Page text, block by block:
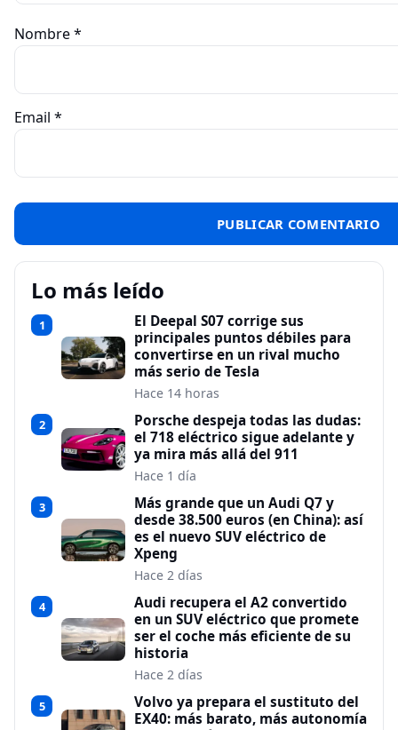
Nombre*
Email *
Lo más leído
1
El Deepal S07 corrige sus
principales puntos débiles para
convertirse en un rival mucho
más serio de Tesla
Hace 14 horas
2
Porsche despeja todas las dudas:
el 718 eléctrico sigue adelante y
ya mira más allá del 911
Hace 1 día
3
Más grande que un Audi Q7 y
desde 38.500 euros (en China): así
es el nuevo SUV eléctrico de
Xpeng
Hace 2 días
4
Audi recupera el A2 convertido
en un SUV eléctrico que promete
ser el coche más eficiente de su
historia
Hace 2 días
5
Volvo ya prepara el sustituto del
EX40: más barato, más autonomía